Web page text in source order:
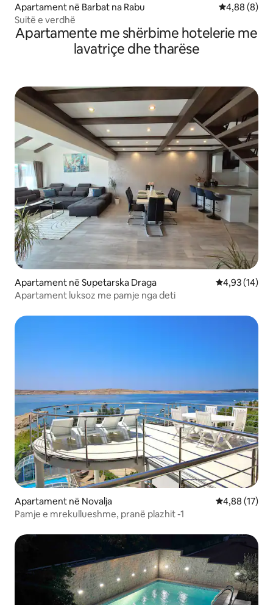
Apartament në Barbat na Rabu Vlerësimi
4,88 (8)
Suitë e verdhë
Apartamente me shërbime hotelerie me
lavatriçe dhe tharëse
Apartament në Supetarska Draga Vlerësimi
4,93 (14)
Apartament luksoz me pamje nga deti
Apartament në Novalja Vlerësimi
4,88 (17)
Pamje e mrekullueshme, pranë plazhit -1